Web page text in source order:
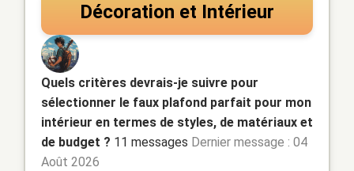
Décoration et Intérieur
Quels critères devrais-je suivre pour
sélectionner le faux plafond parfait pour mon
intérieur en termes de styles, de matériaux et
de budget ? 11 messages Dernier message : 04
Août 2026